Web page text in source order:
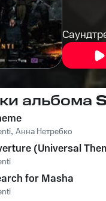
альбома
, Анна Нетребко
(Universal
for Masha